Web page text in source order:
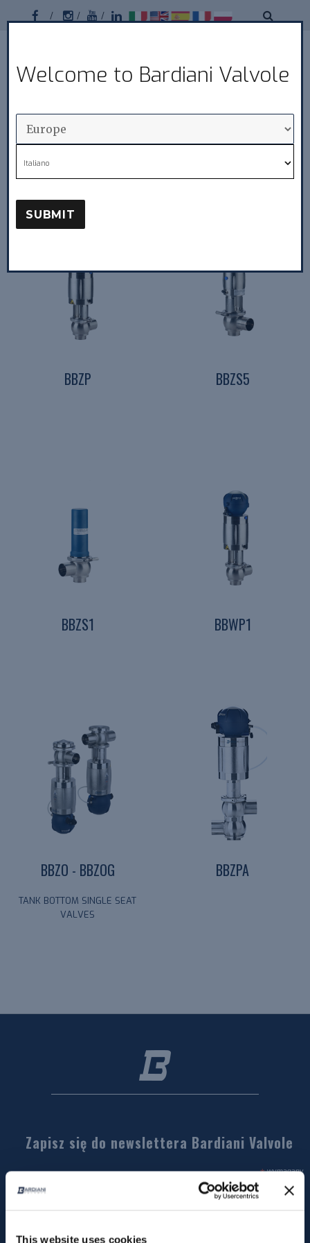
This website uses cookies
Welcome to Bardiani Valvole
Italiano
SUBMIT
Facebook
Bardiani
MENU
Zawory Grzybowe
BBZP BBZS5
BBZS1 BBWP1
BBZO - BBZOG
TANK BOTTOM SINGLE SEAT
VALVES
BBZPA
Zapisz się do newslettera Bardiani Valvole
*wymagany